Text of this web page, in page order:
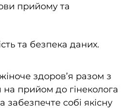
прийому та
та безпека даних.
здоров’я разом з
прийом до гінеколога
собі якісну